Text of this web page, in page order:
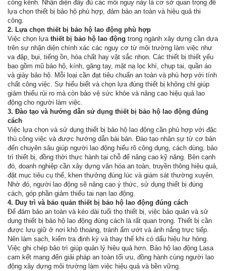
cồng kềnh. Nhận diện đầy đủ các mối nguy này là cơ sở quan trọng để
lựa chọn thiết bị bảo hộ phù hợp, đảm bảo an toàn và hiệu quả thi
công.
2. Lựa chọn thiết bị bảo hộ lao động phù hợp
Việc chọn lựa thiết bị bảo hộ lao động trong ngành xây dựng cần dựa
trên sự nhận diện chính xác các nguy cơ từ môi trường làm việc như
va đập, bụi, tiếng ồn, hóa chất hay vật sắc nhọn. Các thiết bị thiết yếu
bao gồm mũ bảo hộ, kính, găng tay, mặt nạ lọc khí, chụp tai, quần áo
và giày bảo hộ. Mỗi loại cần đạt tiêu chuẩn an toàn và phù hợp với tính
chất công việc. Sự hiểu biết và chọn lựa đúng thiết bị không chỉ giúp
giảm thiểu rủi ro mà còn bảo vệ sức khỏe và nâng cao hiệu quả lao
động cho người làm việc.
3. Đào tạo và hướng dẫn sử dụng thiết bị bảo hộ lao động đúng
cách
Việc lựa chọn và sử dụng thiết bị bảo hộ lao động cần phù hợp với đặc
thù công việc và được hướng dẫn bài bản. Đào tạo nhân sự từ cơ bản
đến chuyên sâu giúp người lao động hiểu rõ công dụng, cách dùng, bảo
trì thiết bị, đồng thời thực hành tại chỗ để nâng cao kỹ năng. Bên cạnh
đó, doanh nghiệp cần xây dựng văn hóa an toàn, truyền thông hiệu quả,
đặt mục tiêu cụ thể, khen thưởng đúng lúc và giám sát thường xuyên.
Nhờ đó, người lao động sẽ nâng cao ý thức, sử dụng thiết bị đúng
cách, góp phần giảm thiểu tai nạn lao động.
4. Duy trì và bảo quản thiết bị bảo hộ lao động đúng cách
Để đảm bảo an toàn và kéo dài tuổi thọ thiết bị, việc bảo quản và sử
dụng thiết bị bảo hộ lao động đúng cách là rất quan trọng. Thiết bị cần
được lưu giữ ở nơi khô thoáng, tránh ẩm ướt và ánh nắng trực tiếp.
Nên làm sạch, kiểm tra định kỳ và thay thế khi có dấu hiệu hư hỏng.
Việc ghi chép bảo trì giúp quản lý hiệu quả hơn. Bảo hộ lao động Lasa
cam kết mang đến giải pháp an toàn tối ưu, đồng hành cùng người lao
động xây dựng môi trường làm việc hiệu quả và bền vững.